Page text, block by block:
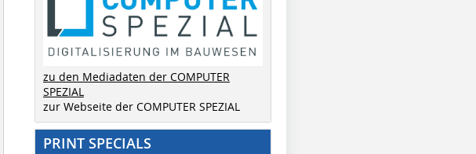
zu den Mediadaten der COMPUTER
SPEZIAL
zur Webseite der COMPUTER SPEZIAL
PRINT SPECIALS